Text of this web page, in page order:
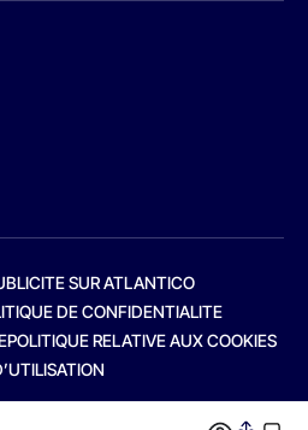
SUR ATLANTICO
DE CONFIDENTIALITE
POLITIQUE RELATIVE AUX COOKIES